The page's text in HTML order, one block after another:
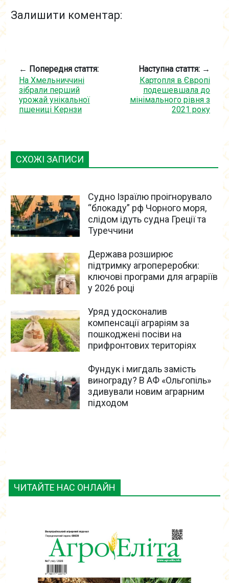
ЧИТАЙТЕ НАС ОНЛАЙН
Залишити коментар:
← Попередня стаття:
На Хмельниччині
зібрали перший
урожай унікальної
пшениці Кернзи
Наступна стаття: →
Картопля в Європі
подешевшала до
мінімального рівня з
2021 року
СХОЖІ ЗАПИСИ
Судно Ізраїлю проігнорувало
“блокаду” рф Чорного моря,
слідом ідуть судна Греції та
Туреччини
Держава розширює
підтримку агропереробки:
ключові програми для аграріїв
у 2026 році
Уряд удосконалив
компенсації аграріям за
пошкоджені посіви на
прифронтових територіях
Фундук і мигдаль замість
винограду? В АФ «Ольгопіль»
здивували новим аграрним
підходом